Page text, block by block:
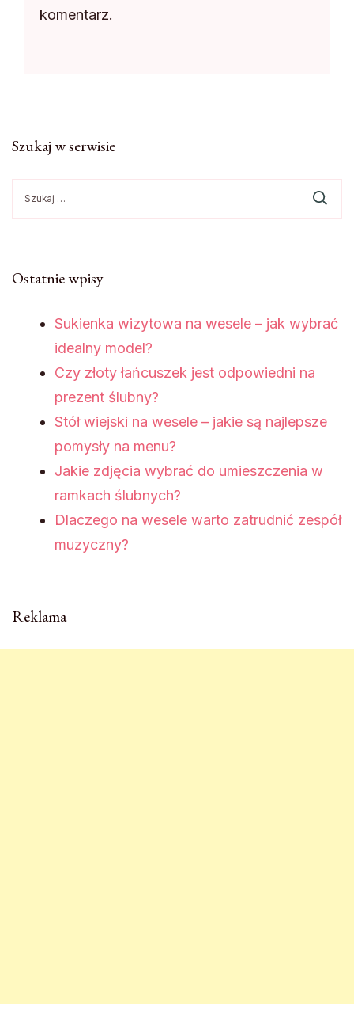
komentarz.
Szukaj w serwisie
Ostatnie wpisy
Sukienka wizytowa na wesele – jak wybrać
idealny model?
Czy złoty łańcuszek jest odpowiedni na
prezent ślubny?
Stół wiejski na wesele – jakie są najlepsze
pomysły na menu?
Jakie zdjęcia wybrać do umieszczenia w
ramkach ślubnych?
Dlaczego na wesele warto zatrudnić zespół
muzyczny?
Reklama